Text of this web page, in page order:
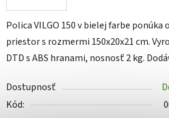
Polica VILGO 150 v bielej farbe
priestor s rozmermi 150x20x21 cm.
DTD s ABS hranami, nosnosť 2 kg.
Dostupnosť
Kód: